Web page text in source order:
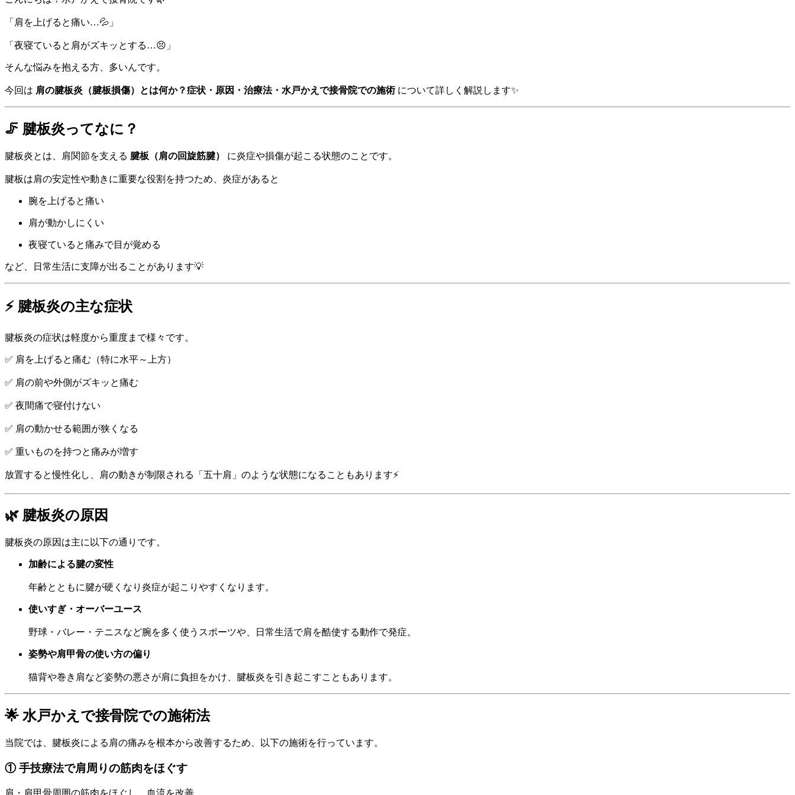
「肩を上げると痛い…💦」
「夜寝ていると肩がズキッとする…😣」
そんな悩みを抱える方、多いんです。
今回は 肩の腱板炎（腱板損傷）とは何か？症状・原因・治療法・水戸かえで接骨院での施術について詳しく解説します✨
🦵 腱板炎ってなに？
腱板炎とは、肩関節を支える 腱板（肩の回旋筋腱） に炎症や損傷が起こる状態のことです。
腱板は肩の安定性や動きに重要な役割を持つため、炎症があると
腕を上げると痛い
肩が動かしにくい
夜寝ていると痛みで目が覚める
など、日常生活に支障が出ることがあります💡
⚡ 腱板炎の主な症状
腱板炎の症状は軽度から重度まで様々です。
✅ 肩を上げると痛む（特に水平～上方）
✅ 肩の前や外側がズキッと痛む
✅ 夜間痛で寝付けない
✅ 肩の動かせる範囲が狭くなる
✅ 重いものを持つと痛みが増す
放置すると慢性化し、肩の動きが制限される「五十肩」のような状態になることもあります⚡
🌿 腱板炎の原因
腱板炎の原因は主に以下の通りです。
加齢による腱の変性
年齢とともに腱が硬くなり炎症が起こりやすくなります。
使いすぎ・オーバーユース
野球・バレー・テニスなど腕を多く使うスポーツや、日常生活で肩を酷使する動作で発症。
姿勢や肩甲骨の使い方の偏り
猫背や巻き肩など姿勢の悪さが肩に負担をかけ、腱板炎を引き起こすこともあります。
🌟 水戸かえで接骨院での施術法
当院では、腱板炎による肩の痛みを根本から改善するため、以下の施術を行っています。
① 手技療法で肩周りの筋肉をほぐす
肩・肩甲骨周囲の筋肉をほぐし、血流を改善。